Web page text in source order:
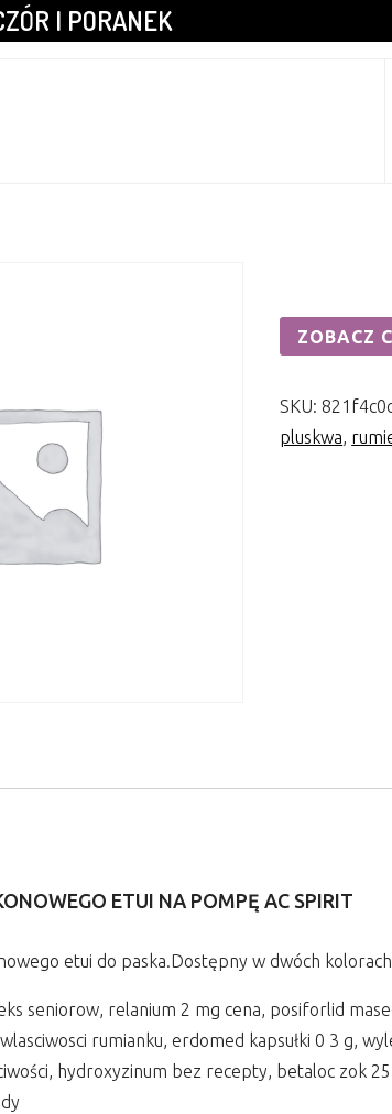
I PORANEK
ZOBACZ
SKU:
pluskwa,
ETUI NA POMPĘ AC SPIRIT
etui do paska.Dostępny w dwóch
seniorow, relanium 2 mg cena, posiforlid
rumianku, erdomed kapsułki 0 3 g,
hydroxyzinum bez recepty, betaloc zok